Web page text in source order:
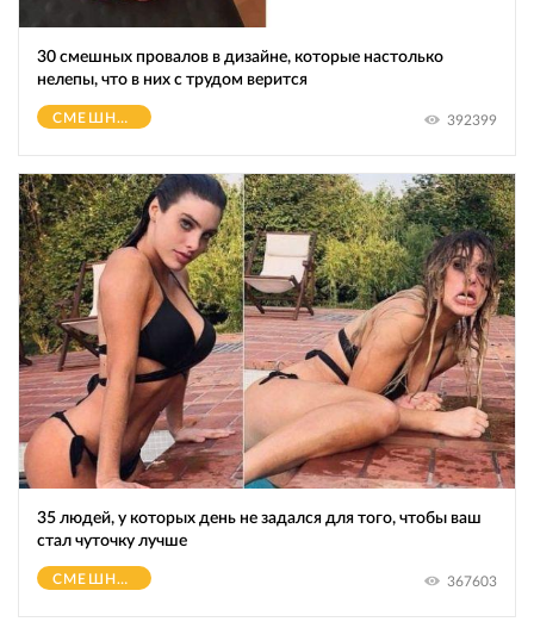
30 смешных провалов в дизайне, которые настолько
нелепы, что в них с трудом верится
СМЕШНОЕ 392399
35 людей, у которых день не задался для того, чтобы ваш
стал чуточку лучше
СМЕШНОЕ 367603